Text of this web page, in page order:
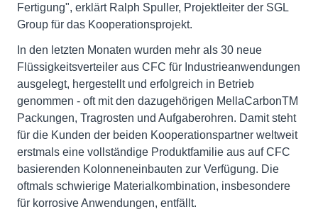
Fertigung", erklärt Ralph Spuller, Projektleiter der SGL
Group für das Kooperationsprojekt.
In den letzten Monaten wurden mehr als 30 neue
Flüssigkeitsverteiler aus CFC für Industrieanwendungen
ausgelegt, hergestellt und erfolgreich in Betrieb
genommen - oft mit den dazugehörigen MellaCarbonTM
Packungen, Tragrosten und Aufgaberohren. Damit steht
für die Kunden der beiden Kooperationspartner weltweit
erstmals eine vollständige Produktfamilie aus auf CFC
basierenden Kolonneneinbauten zur Verfügung. Die
oftmals schwierige Materialkombination, insbesondere
für korrosive Anwendungen, entfällt.